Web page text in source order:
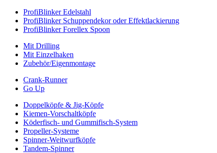
ProfiBlinker Edelstahl
ProfiBlinker Schuppendekor oder Effektlackierung
ProfiBlinker Forellex Spoon
Mit Drilling
Mit Einzelhaken
Zubehör/Eigenmontage
Crank-Runner
Go Up
Doppelköpfe & Jig-Köpfe
Kiemen-Vorschaltköpfe
Köderfisch- und Gummifisch-System
Propeller-Systeme
Spinner-Weitwurfköpfe
Tandem-Spinner